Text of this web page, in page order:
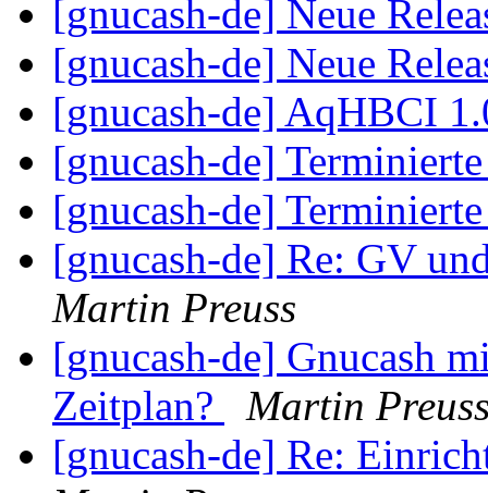
[gnucash-de] Neue
[gnucash-de] Neue
[gnucash-de] AqHBCI
[gnucash-de]
[gnucash-de]
[gnucash-de] Re: GV
Martin Preuss
[gnucash-de] Gnucash
Zeitplan?
Martin
[gnucash-de] Re: